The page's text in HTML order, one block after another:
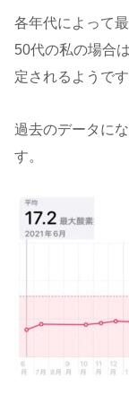
各年代によって
50代の私の場合
定されるようです
過去のデータに
す。